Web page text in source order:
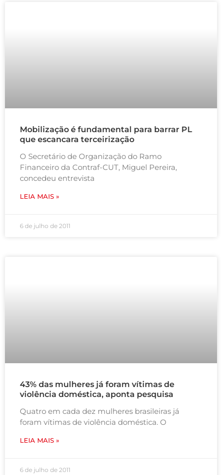
Mobilização é fundamental para barrar PL
que escancara terceirização
O Secretário de Organização do Ramo
Financeiro da Contraf-CUT, Miguel Pereira,
concedeu entrevista
LEIA MAIS »
6 de julho de 2011
43% das mulheres já foram vítimas de
violência doméstica, aponta pesquisa
Quatro em cada dez mulheres brasileiras já
foram vítimas de violência doméstica. O
LEIA MAIS »
6 de julho de 2011